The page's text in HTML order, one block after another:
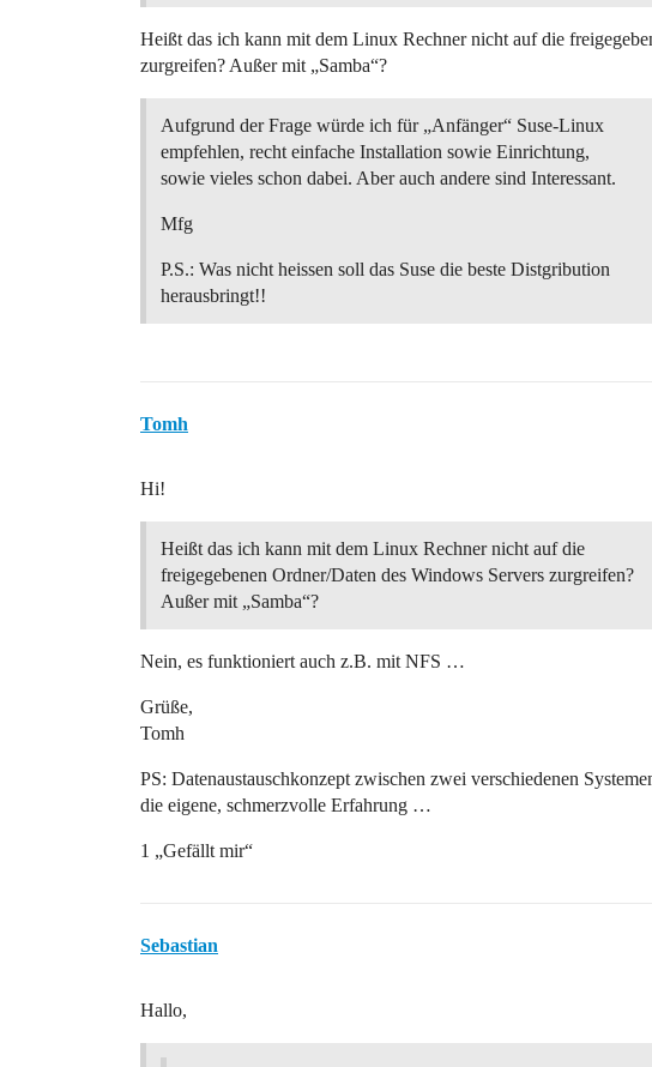
Heißt das ich kann mit dem Linux Rechner nicht auf die
zurgreifen? Außer mit „Samba“?
Aufgrund der Frage würde ich für „Anfänger“ Suse-Linux
empfehlen, recht einfache Installation sowie Einrichtung,
sowie vieles schon dabei. Aber auch andere sind Interessant.
Mfg
P.S.: Was nicht heissen soll das Suse die beste Distgribution
herausbringt!!
Tomh
Hi!
Heißt das ich kann mit dem Linux Rechner nicht auf die
freigegebenen Ordner/Daten des Windows Servers zurgreifen?
Außer mit „Samba“?
Nein, es funktioniert auch z.B. mit NFS …
Grüße,
Tomh
PS: Datenaustauschkonzept zwischen zwei verschiedenen
die eigene, schmerzvolle Erfahrung …
1 „Gefällt mir“
Sebastian
Hallo,